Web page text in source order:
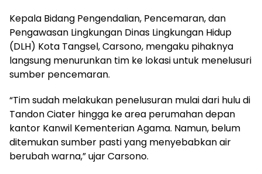
Kepala Bidang Pengendalian, Pencemaran, dan
Pengawasan Lingkungan Dinas Lingkungan Hidup
(DLH) Kota Tangsel, Carsono, mengaku pihaknya
langsung menurunkan tim ke lokasi untuk menelusuri
sumber pencemaran.
“Tim sudah melakukan penelusuran mulai dari hulu di
Tandon Ciater hingga ke area perumahan depan
kantor Kanwil Kementerian Agama. Namun, belum
ditemukan sumber pasti yang menyebabkan air
berubah warna,” ujar Carsono.